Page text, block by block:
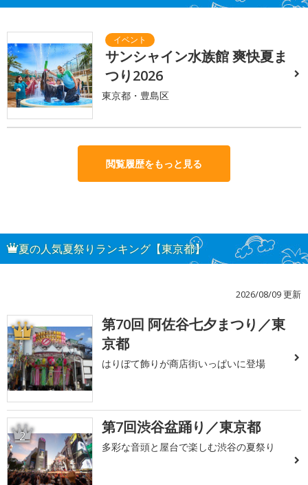
サンシャイン水族館 爽快夏ま
つり2026
東京都・豊島区
閲覧履歴をもっと見る
夏の人気夏祭りランキング【東京都】
2026/08/09 更新
1
第70回 阿佐谷七夕まつり／東
京都
はりぼて飾りが商店街いっぱいに登場
2 第7回渋谷盆踊り／東京都
多彩な音頭と屋台で楽しむ渋谷の夏祭り